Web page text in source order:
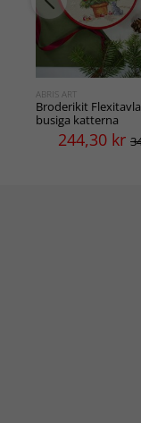
ABRIS ART
Broderikit
busiga katterna
244,30 kr